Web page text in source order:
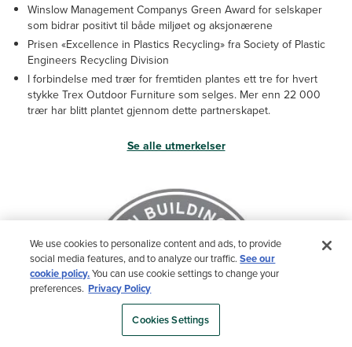
Winslow Management Companys Green Award for selskaper
som bidrar positivt til både miljøet og aksjonærene
Prisen «Excellence in Plastics Recycling» fra Society of Plastic
Engineers Recycling Division
I forbindelse med trær for fremtiden plantes ett tre for hvert
stykke Trex Outdoor Furniture som selges. Mer enn 22 000
trær har blitt plantet gjennom dette partnerskapet.
Se alle utmerkelser
We use cookies to personalize content and ads, to provide
social media features, and to analyze our traffic.See our
cookie policy.You can use cookie settings to change your
preferences. Privacy Policy
Cookies Settings